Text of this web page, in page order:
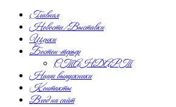
Главная
Новости/Выставки
Щенки
Бостон-терьер
СТАНДАРТ
Наши выпускники
Контакты
Вход на сайт